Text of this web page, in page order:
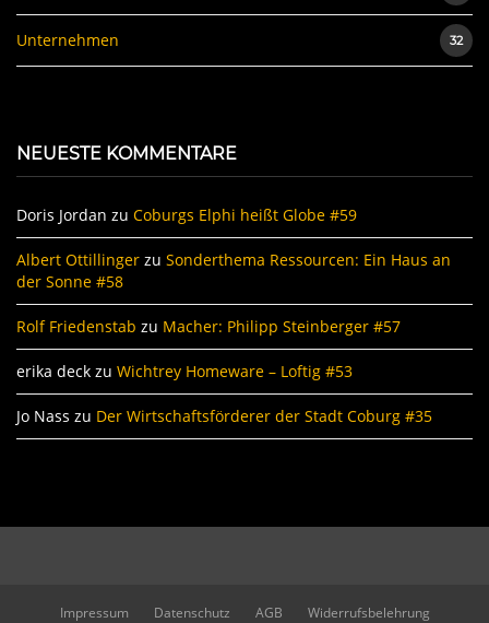
Unternehmen 32
NEUESTE KOMMENTARE
Doris Jordan zu Coburgs Elphi heißt Globe #59
Albert Ottillinger zu Sonderthema Ressourcen: Ein Haus an
der Sonne #58
Rolf Friedenstab zu Macher: Philipp Steinberger #57
erika deck zu Wichtrey Homeware – Loftig #53
Jo Nass zu Der Wirtschaftsförderer der Stadt Coburg #35
Impressum Datenschutz AGB Widerrufsbelehrung